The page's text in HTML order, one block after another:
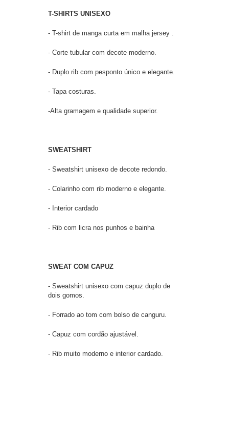
T-SHIRTS UNISEXO
- T-shirt de manga curta em malha jersey .
- Corte tubular com decote moderno.
- Duplo rib com pesponto único e elegante.
- Tapa costuras.
-Alta gramagem e qualidade superior.
SWEATSHIRT
- Sweatshirt unisexo de decote redondo.
- Colarinho com rib moderno e elegante.
- Interior cardado
- Rib com licra nos punhos e bainha
SWEAT COM CAPUZ
- Sweatshirt unisexo com capuz duplo de
dois gomos.
- Forrado ao tom com bolso de canguru.
- Capuz com cordão ajustável.
- Rib muito moderno e interior cardado.